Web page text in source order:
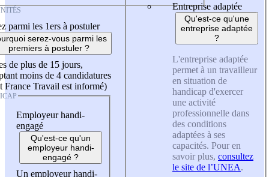
parmi les 1ers à postuler
serez-vous parmi les
premiers à postuler ?
de plus de 15 jours,
moins de 4 candidatures
France Travail est informé)
Employeur handi-
engagé
Qu'est-ce qu'un
employeur handi-
engagé ?
Un employeur handi-
Entreprise adaptée
Qu'est-ce qu'une
entreprise adaptée
?
L'entreprise adaptée
permet à un travailleur
en situation de
handicap d'exercer
une activité
professionnelle dans
des conditions
adaptées à ses
capacités. Pour en
savoir plus, consultez
le site de l’UNEA.